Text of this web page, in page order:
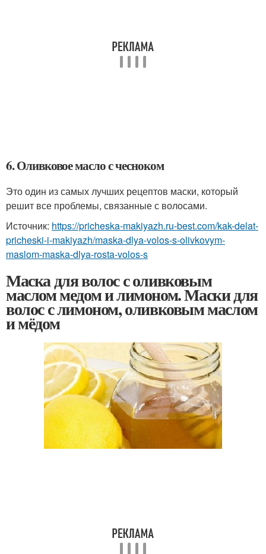
6. Оливковое масло с чесноком
Это один из самых лучших рецептов маски, который
решит все проблемы, связанные с волосами.
Источник: https://pricheska-makiyazh.ru-best.com/kak-delat-
pricheski-i-makiyazh/maska-dlya-volos-s-olivkovym-
maslom-maska-dlya-rosta-volos-s
Маска для волос с оливковым
маслом медом и лимоном. Маски для
волос с лимоном, оливковым маслом
и мёдом